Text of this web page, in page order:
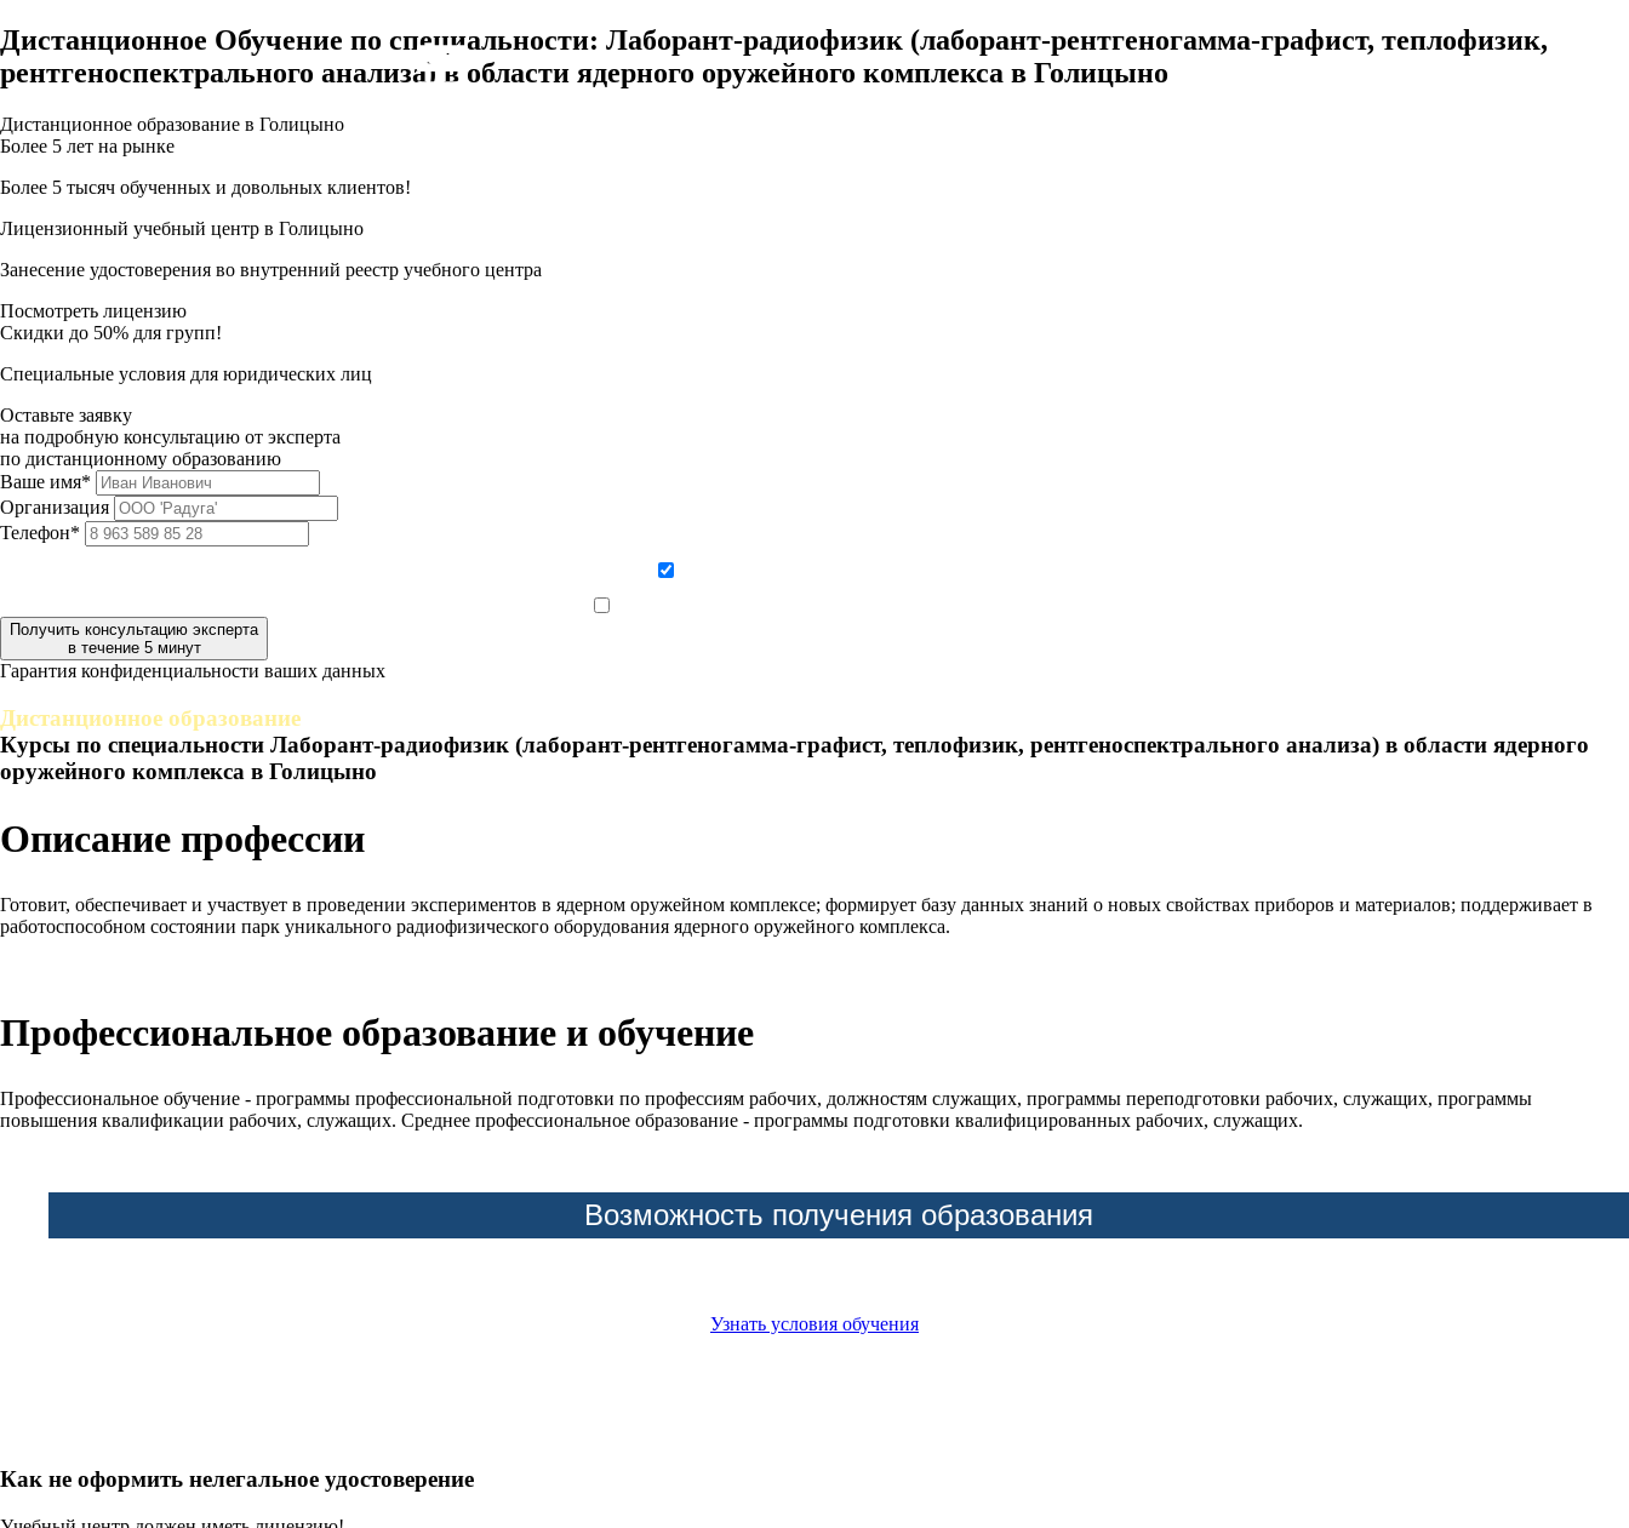
Дистанционное Обучение по специальности: Лаборант-радиофизик (лаборант-рентгеногамма-графист, теплофизик,
рентгеноспектрального анализа) в области ядерного оружейного комплекса в Голицыно
Дистанционное образование в Голицыно
Более 5 лет на рынке
Более 5 тысяч обученных и довольных клиентов!
Лицензионный учебный центр в Голицыно
Занесение удостоверения во внутренний реестр учебного центра
Посмотреть лицензию
Скидки до 50% для групп!
Специальные условия для юридических лиц
Оставьте заявку
на подробную консультацию от эксперта
по дистанционному образованию
Ваше имя*
Организация
Телефон*
Получить консультацию эксперта
в течение 5 минут
Гарантия конфиденциальности ваших данных
Дистанционное образование
Курсы по специальности Лаборант-радиофизик (лаборант-рентгеногамма-графист, теплофизик, рентгеноспектрального анализа) в области ядерного
оружейного комплекса в Голицыно
Описание профессии
Готовит, обеспечивает и участвует в проведении экспериментов в ядерном оружейном комплексе; формирует базу данных знаний о новых свойствах приборов и материалов; поддерживает в
работоспособном состоянии парк уникального радиофизического оборудования ядерного оружейного комплекса.
Профессиональное образование и обучение
Профессиональное обучение - программы профессиональной подготовки по профессиям рабочих, должностям служащих, программы переподготовки рабочих, служащих, программы
повышения квалификации рабочих, служащих. Среднее профессиональное образование - программы подготовки квалифицированных рабочих, служащих.
Возможность получения образования
Узнать условия обучения
Как не оформить нелегальное удостоверение